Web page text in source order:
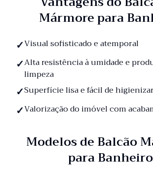
Mármore para
Visual sofisticado e atemporal
Alta resistência à umidade e
limpeza
Superfície lisa e fácil de
Valorização do imóvel com
Modelos de Balcão
para Banheiro